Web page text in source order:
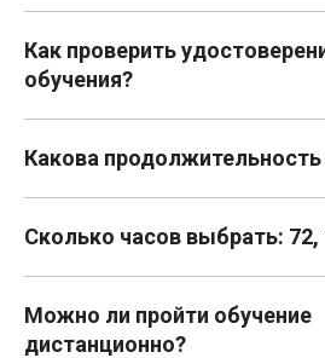
Как проверить
обучения?
Какова продолжительность
Сколько часов выбрать: 72,
Можно ли пройти обучение
дистанционно?